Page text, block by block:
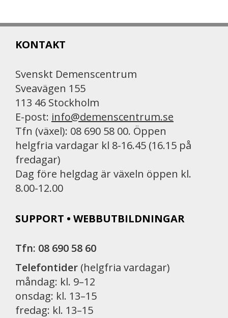
o
k
KONTAKT
Svenskt Demenscentrum
Sveavägen 155
113 46 Stockholm
E-post: info@demenscentrum.se
Tfn (växel): 08 690 58 00. Öppen
helgfria vardagar kl 8-16.45 (16.15 på
fredagar)
Dag före helgdag är växeln öppen kl.
8.00-12.00
SUPPORT • WEBBUTBILDNINGAR
Tfn: 08 690 58 60
Telefontider (helgfria vardagar)
måndag: kl. 9–12
onsdag: kl. 13–15
fredag: kl. 13–15